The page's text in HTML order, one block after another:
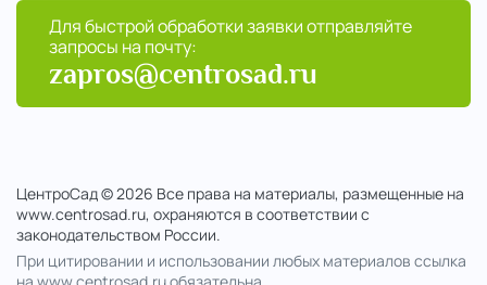
Для быстрой обработки заявки отправляйте
запросы на почту:
zapros@centrosad.ru
ЦентроСад © 2026 Все права на материалы, размещенные на
www.centrosad.ru, охраняются в соответствии с
законодательством России.
При цитировании и использовании любых материалов ссылка